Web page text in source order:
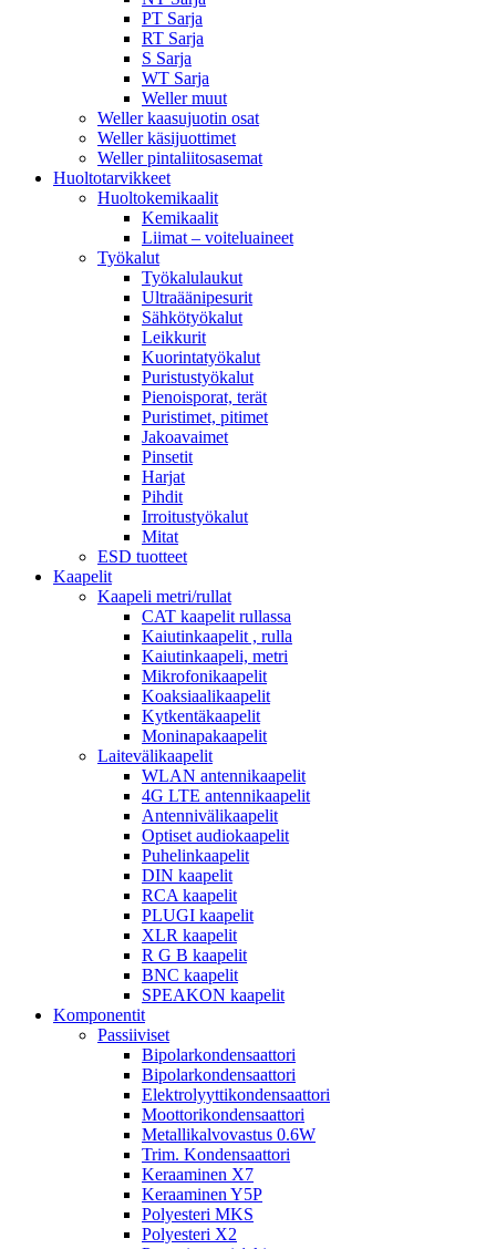
PT Sarja
RT Sarja
S Sarja
WT Sarja
Weller muut
Weller kaasujuotin osat
Weller käsijuottimet
Weller pintaliitosasemat
Huoltotarvikkeet
Huoltokemikaalit
Kemikaalit
Liimat – voiteluaineet
Työkalut
Työkalulaukut
Ultraäänipesurit
Sähkötyökalut
Leikkurit
Kuorintatyökalut
Puristustyökalut
Pienoisporat, terät
Puristimet, pitimet
Jakoavaimet
Pinsetit
Harjat
Pihdit
Irroitustyökalut
Mitat
ESD tuotteet
Kaapelit
Kaapeli metri/rullat
CAT kaapelit rullassa
Kaiutinkaapelit , rulla
Kaiutinkaapeli, metri
Mikrofonikaapelit
Koaksiaalikaapelit
Kytkentäkaapelit
Moninapakaapelit
Laitevälikaapelit
WLAN antennikaapelit
4G LTE antennikaapelit
Antennivälikaapelit
Optiset audiokaapelit
Puhelinkaapelit
DIN kaapelit
RCA kaapelit
PLUGI kaapelit
XLR kaapelit
R G B kaapelit
BNC kaapelit
SPEAKON kaapelit
Komponentit
Passiiviset
Bipolarkondensaattori
Bipolarkondensaattori
Elektrolyyttikondensaattori
Moottorikondensaattori
Metallikalvovastus 0.6W
Trim. Kondensaattori
Keraaminen X7
Keraaminen Y5P
Polyesteri MKS
Polyesteri X2